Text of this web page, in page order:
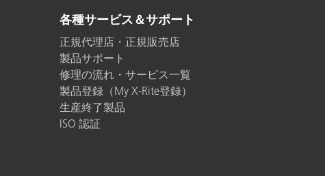
各種サービス＆サポート
正規代理店・正規販売店
製品サポート
修理の流れ・サービス一覧
製品登録（My X-Rite登録）
生産終了製品
ISO 認証